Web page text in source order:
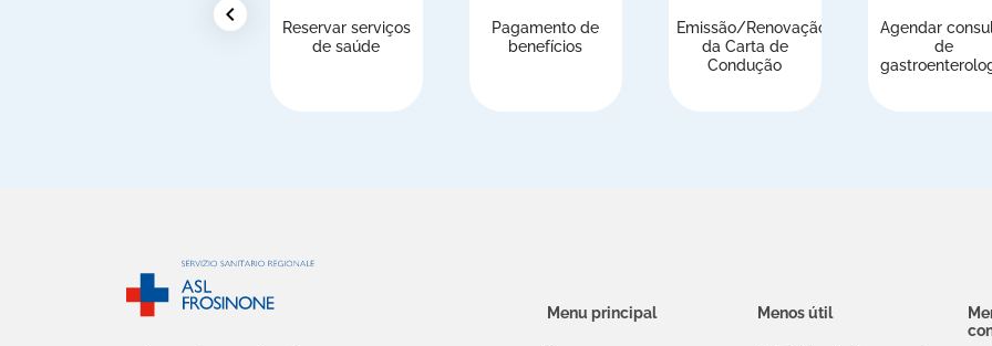
chevron_left
Reservar serviços
de saúde
Pagamento de
benefícios
Emissão/Renovação
da Carta de
Condução
Agendar
de
Menu principal Menos útil